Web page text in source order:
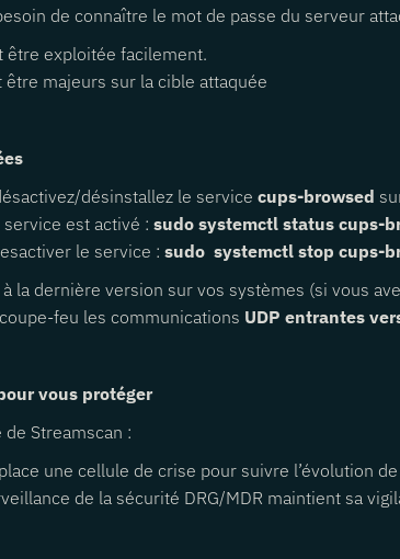
de connaître le mot de passe du serveur
être exploitée facilement.
majeurs sur la cible attaquée
désinstallez le servicecups-browsed
est activé :sudo systemctl status cups-
le service :sudo systemctl stop cups-
la dernière version sur vos systèmes (si vous
feu les communications UDP entrantes
vous protéger
Streamscan :
une cellule de crise pour suivre l’évolution
de la sécurité DRG/MDR maintient sa